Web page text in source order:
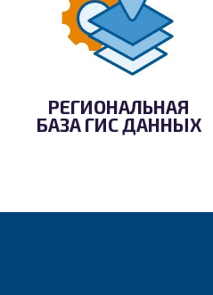
РЕГИОНАЛЬНАЯ
БАЗА ГИС ДАННЫХ